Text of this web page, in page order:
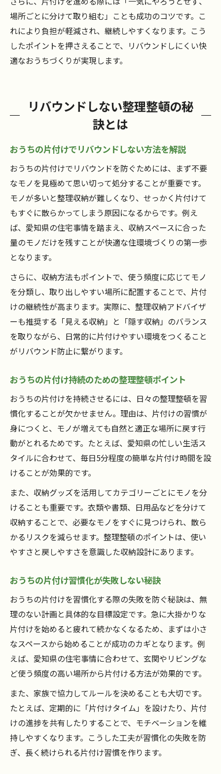
場所ごとに分けて取り組む」ことも成功のコツです。こ
れにより負担が軽減され、継続しやすくなります。こう
したポイントを押さえることで、リバウンドしにくい快
適なおうちづくりが実現します。
リバウンドしない整理整頓の秘
訣とは
おうちの片付けでリバウンドしない方法を解説
おうちの片付けでリバウンドを防ぐためには、まず不要
なモノを見極めて思い切って処分することが重要です。
モノが多いと整理収納が難しくなり、せっかく片付けて
もすぐに散らかってしまう原因になるからです。例え
ば、愛知県の住宅事情を踏まえ、収納スペースに合った
量のモノだけを残すことが快適な住環境づくりの第一歩
となります。
さらに、収納方法もポイントで、使う頻度に応じてモノ
を分類し、取り出しやすい場所に配置することで、片付
けの継続性が高まります。実際に、整理収納アドバイザ
ーも推奨する「見える収納」と「隠す収納」のバランス
を取りながら、日常的に片付けやすい環境をつくること
がリバウンド防止に繋がります。
おうちの片付け持続のための整理整頓ポイント
おうちの片付けを持続させるには、日々の整理整頓を習
慣化することが欠かせません。理由は、片付けの習慣が
身につくと、モノが増えても自然と適正な場所に戻す行
動がとれるためです。たとえば、愛知県の忙しい生活ス
タイルに合わせて、毎日5分程度の簡単な片付け時間を設
けることが効果的です。
また、収納グッズを活用してカテゴリーごとにモノを分
けることも重要です。衣類や書類、日用品などを分けて
収納することで、必要なモノをすぐに見つけられ、散ら
かるリスクを減らせます。整理整頓のポイントは、使い
やすさと戻しやすさを意識した収納設計にあります。
おうちの片付け習慣化が失敗しない秘訣
おうちの片付けを習慣化する際の失敗を防ぐ秘訣は、無
理のない計画と具体的な目標設定です。急に大掛かりな
片付けを始めると疲れて続かなくなるため、まずは小さ
なスペースから始めることが成功のカギとなります。例
えば、愛知県の住宅事情に合わせて、玄関やリビングな
ど使う頻度の高い場所から片付ける方法が効果的です。
また、家族で協力してルールを決めることも大切です。
たとえば、定期的に「片付けタイム」を設けたり、片付
けの進捗を共有したりすることで、モチベーションを維
持しやすくなります。こうした工夫が習慣化の失敗を防
ぎ、長く続けられる片付け習慣を作ります。